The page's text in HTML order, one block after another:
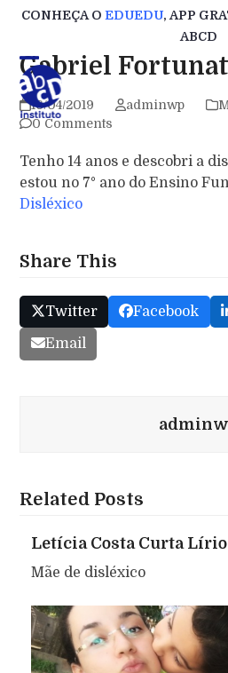
Skip
content
CONHEÇA O EDUEDU, APP
ABCD
Gabriel
16/04/2019 adminwp
0 Comments
Tenho 14 anos e descobri a
estou no 7° ano do Ensino
Disléxico
Share This
Twitter Facebook
Email
Related Posts
Letícia Costa Curta
Mãe de disléxico